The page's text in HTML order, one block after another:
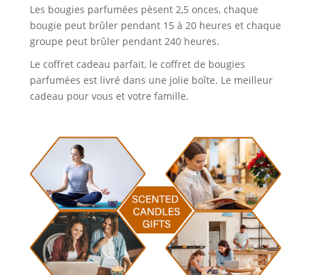
Les bougies parfumées pèsent 2,5 onces, chaque
bougie peut brûler pendant 15 à 20 heures et chaque
groupe peut brûler pendant 240 heures.
Le coffret cadeau parfait, le coffret de bougies
parfumées est livré dans une jolie boîte. Le meilleur
cadeau pour vous et votre famille.